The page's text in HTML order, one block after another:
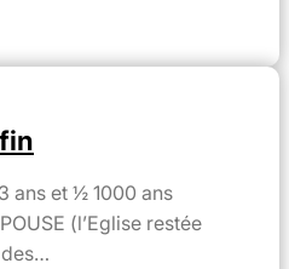
ans et ½ 1000 ans
(l’Eglise restée